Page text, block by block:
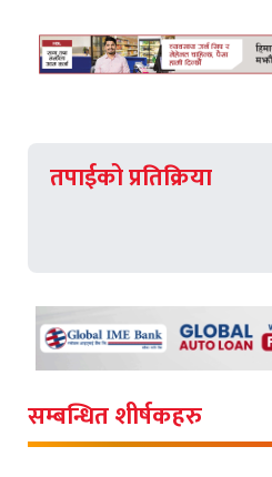
तपाईको प्रतिक्रिया
सम्बन्धित शीर्षकहरु